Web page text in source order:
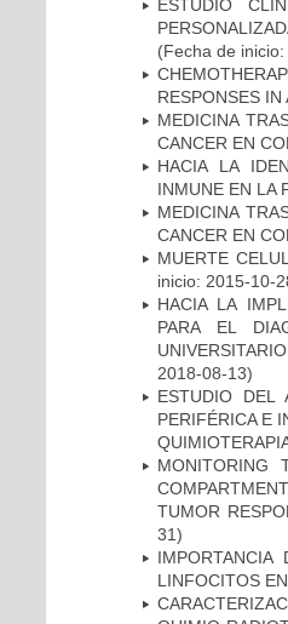
ESTUDIO
(Fecha de
RESPONSES IN
MEDICINA
CANCER EN
HACIA LA
INMUNE EN LA
MEDICINA
CANCER EN
MUERTE
inicio: 2015-10-
HACIA LA
PARA EL
2018-08-13)
ESTUDIO DEL
PERIFÉRICA E
MONITORING
TUMOR
31)
LINFOCITOS